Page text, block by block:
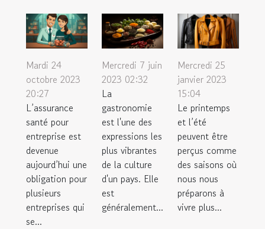
Mardi 24
octobre 2023
20:27
L’assurance
santé pour
entreprise est
devenue
aujourd’hui une
obligation pour
plusieurs
entreprises qui
se...
Mercredi 7 juin
2023 02:32
La
gastronomie
est l'une des
expressions les
plus vibrantes
de la culture
d'un pays. Elle
est
généralement...
Mercredi 25
janvier 2023
15:04
Le printemps
et l’été
peuvent être
perçus comme
des saisons où
nous nous
préparons à
vivre plus...